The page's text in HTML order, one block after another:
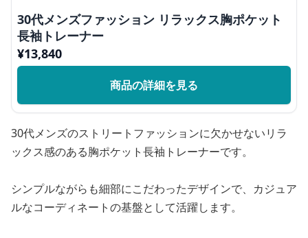
30代メンズファッション リラックス胸ポケット
長袖トレーナー
¥13,840
商品の詳細を見る
30代メンズのストリートファッションに欠かせないリラ
ックス感のある胸ポケット長袖トレーナーです。
シンプルながらも細部にこだわったデザインで、カジュア
ルなコーディネートの基盤として活躍します。